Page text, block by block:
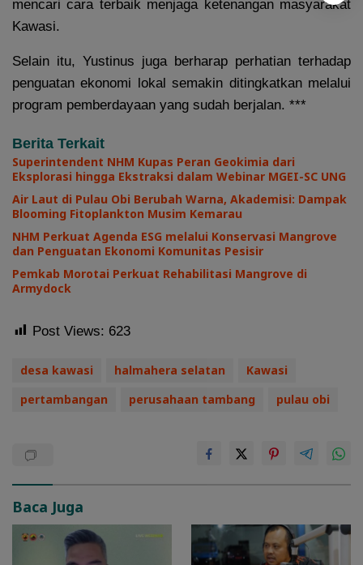
mencari cara terbaik menjaga ketenangan masyarakat
Kawasi.
Selain itu, Yustinus juga berharap perhatian terhadap
penguatan ekonomi lokal semakin ditingkatkan melalui
program pemberdayaan yang sudah berjalan. ***
Berita Terkait
Superintendent NHM Kupas Peran Geokimia dari
Eksplorasi hingga Ekstraksi dalam Webinar MGEI-SC UNG
Air Laut di Pulau Obi Berubah Warna, Akademisi: Dampak
Blooming Fitoplankton Musim Kemarau
NHM Perkuat Agenda ESG melalui Konservasi Mangrove
dan Penguatan Ekonomi Komunitas Pesisir
Pemkab Morotai Perkuat Rehabilitasi Mangrove di
Armydock
Post Views: 623
desa kawasi halmahera selatan
Kawasi
pertambangan
perusahaan tambang pulau obi
Baca Juga